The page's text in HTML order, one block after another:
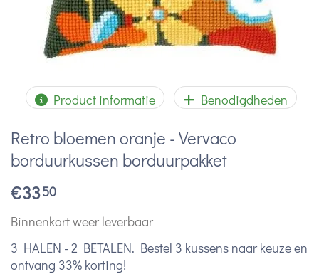
Product informatie Benodigdheden
Retro bloemen oranje - Vervaco
borduurkussen borduurpakket
€3350
Binnenkort weer leverbaar
3 HALEN - 2 BETALEN. Bestel 3 kussens naar keuze en
ontvang 33% korting!